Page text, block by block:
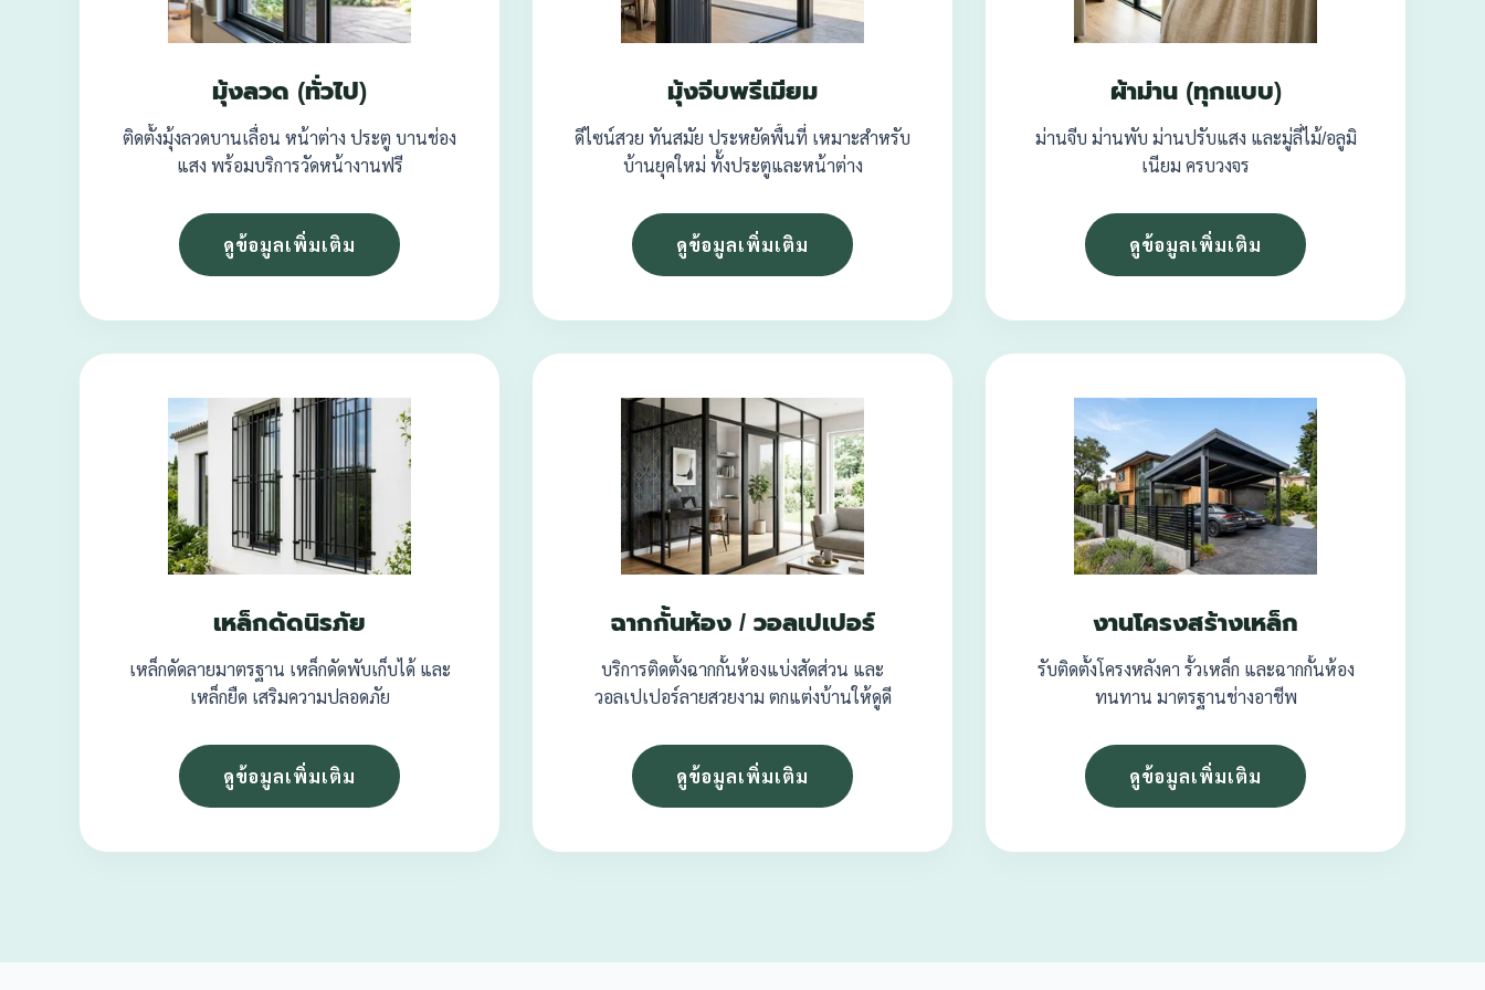
มุ้งลวด (ทั่วไป)
ติดตั้งมุ้งลวดบานเลื่อน หน้าต่าง ประตู บานช่อง
แสง พร้อมบริการวัดหน้างานฟรี
ดูข้อมูลเพิ่มเติม
มุ้งจีบพรีเมียม
ดีไซน์สวย ทันสมัย ประหยัดพื้นที่ เหมาะสำหรับ
บ้านยุคใหม่ ทั้งประตูและหน้าต่าง
ดูข้อมูลเพิ่มเติม
ผ้าม่าน (ทุกแบบ)
ม่านจีบ ม่านพับ ม่านปรับแสง และมู่ลี่ไม้/อลูมิ
เนียม ครบวงจร
ดูข้อมูลเพิ่มเติม
เหล็กดัดนิรภัย
เหล็กดัดลายมาตรฐาน เหล็กดัดพับเก็บได้ และ
เหล็กยืด เสริมความปลอดภัย
ดูข้อมูลเพิ่มเติม
ฉากกั้นห้อง / วอลเปเปอร์
บริการติดตั้งฉากกั้นห้องแบ่งสัดส่วน และ
วอลเปเปอร์ลายสวยงาม ตกแต่งบ้านให้ดูดี
ดูข้อมูลเพิ่มเติม
งานโครงสร้างเหล็ก
รับติดตั้งโครงหลังคา รั้วเหล็ก และฉากกั้นห้อง
ทนทาน มาตรฐานช่างอาชีพ
ดูข้อมูลเพิ่มเติม